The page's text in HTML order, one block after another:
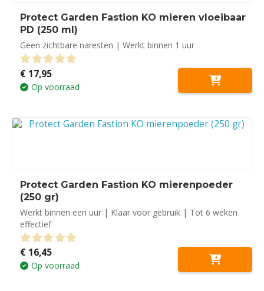
Protect Garden Fastion KO mieren vloeibaar
PD (250 ml)
Geen zichtbare naresten | Werkt binnen 1 uur
0 out of 5
€ 17,95
Op voorraad
Protect Garden Fastion KO mierenpoeder
(250 gr)
Werkt binnen een uur | Klaar voor gebruik | Tot 6 weken
effectief
0 out of 5
€ 16,45
Op voorraad